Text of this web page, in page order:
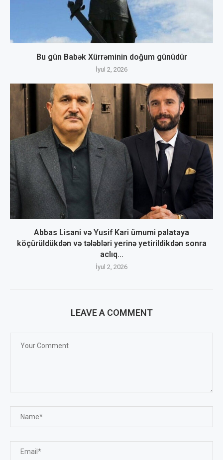
Bu gün Babək Xürrəminin doğum günüdür
İyul 2, 2026
Abbas Lisani və Yusif Kari ümumi palataya
köçürüldükdən və tələbləri yerinə yetirildikdən sonra
aclıq...
İyul 2, 2026
LEAVE A COMMENT